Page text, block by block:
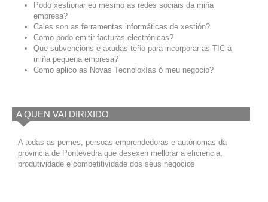
Podo xestionar eu mesmo as redes sociais da miña
empresa?
Cales son as ferramentas informáticas de xestión?
Como podo emitir facturas electrónicas?
Que subvencións e axudas teño para incorporar as TIC á
miña pequena empresa?
Como aplico as Novas Tecnoloxías ó meu negocio?
A QUEN VAI DIRIXIDO
A todas as pemes, persoas emprendedoras e autónomas da
provincia de Pontevedra que desexen mellorar a eficiencia,
produtividade e competitividade dos seus negocios